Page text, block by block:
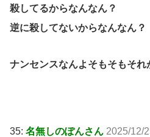
殺してるからなんなん？
逆に殺してないからなんなん？
ナンセンスなんよそもそもそれ
35: 名無しのぽんさん 2025/12/